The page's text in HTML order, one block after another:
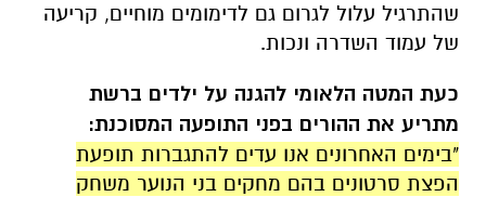
שהתרגיל עלול לגרום גם לדימומים מוחיים, קריעה
של עמוד השדרה ונכות.
כעת המטה הלאומי להגנה על ילדים ברשת
מתריע את ההורים בפני התופעה המסוכנת:
"בימים האחרונים אנו עדים להתגברות תופעת
הפצת סרטונים בהם מחקים בני הנוער משחק